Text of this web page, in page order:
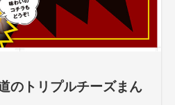
のトリプルチーズまん